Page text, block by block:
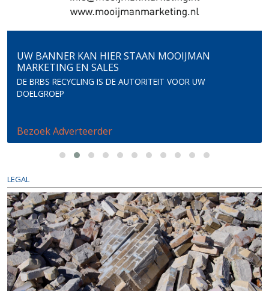
UW BANNER KAN HIER STAAN MOOIJMAN
MARKETING EN SALES
DE BRBS RECYCLING IS DE AUTORITEIT VOOR UW
DOELGROEP
Bezoek Adverteerder
LEGAL